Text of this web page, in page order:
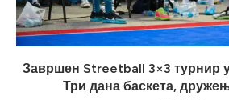
Завршен Streetball 3×3 турнир
Три дана баскета,